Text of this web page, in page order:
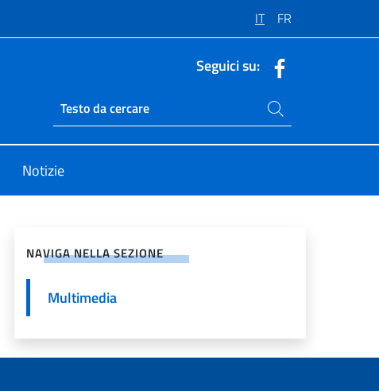
IT FR
Seguici su:
Ricerca sito live
Cerca nel sito
Notizie
NAVIGA NELLA SEZIONE
Multimedia